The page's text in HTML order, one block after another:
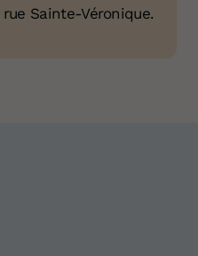
Sainte-Véronique.